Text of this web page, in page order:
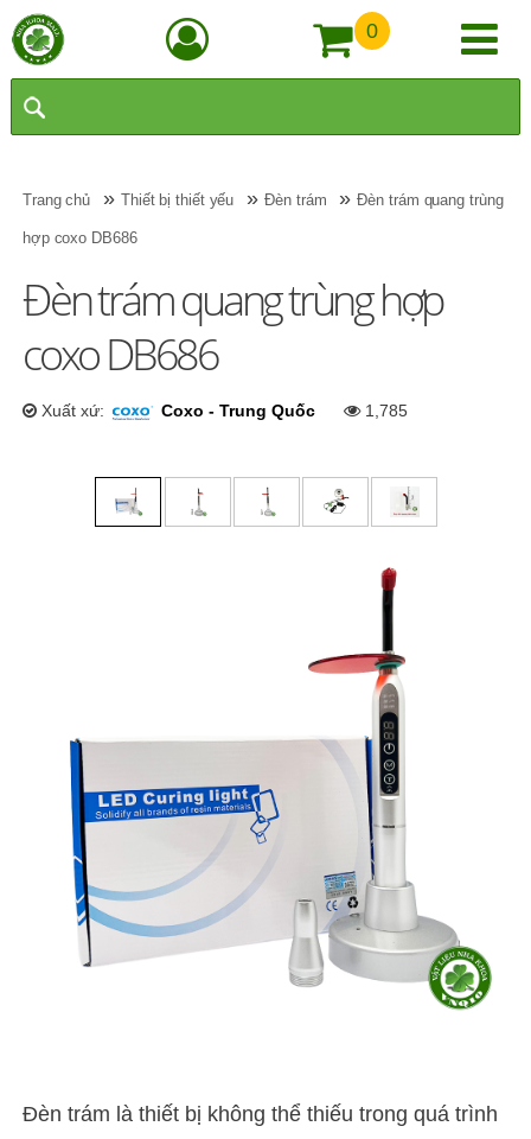
0
Trang chủ »Thiết bị thiết yếu »Đèn trám »Đèn trám quang trùng
hợp coxo DB686
Đèn trám quang trùng hợp
coxo DB686
Xuất xứ: Coxo - Trung Quốc 1,785
Đèn trám là thiết bị không thể thiếu trong quá trình